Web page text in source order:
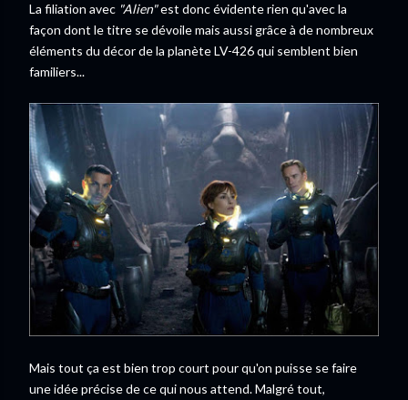
La filiation avec "Alien"est donc évidente rien qu'avec la
façon dont le titre se dévoile mais aussi grâce à de nombreux
éléments du décor de la planète LV-426 qui semblent bien
familiers...
Mais tout ça est bien trop court pour qu'on puisse se faire
une idée précise de ce qui nous attend. Malgré tout,